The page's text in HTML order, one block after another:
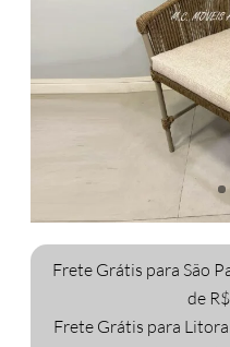
Frete Grátis para São
de
Frete Grátis para